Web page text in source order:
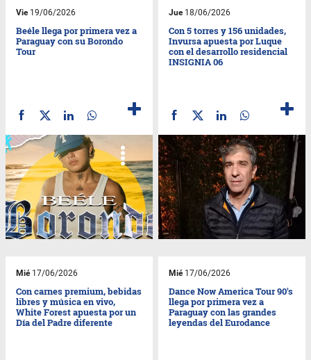
Vie19/06/2026
Beéle llega por primera vez a
Paraguay con su Borondo
Tour
Jue18/06/2026
Con 5 torres y 156 unidades,
Invursa apuesta por Luque
con el desarrollo residencial
INSIGNIA 06
Mié17/06/2026
Con carnes premium, bebidas
libres y música en vivo,
White Forest apuesta por un
Día del Padre diferente
Mié17/06/2026
Dance Now America Tour 90's
llega por primera vez a
Paraguay con las grandes
leyendas del Eurodance